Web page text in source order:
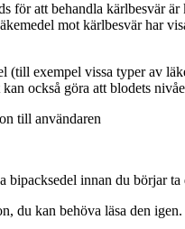
för att behandla kärlbesvär
mot kärlbesvär har
(till exempel vissa typer av
också göra att blodets
till användaren
bipacksedel innan du börjar
du kan behöva läsa den igen.